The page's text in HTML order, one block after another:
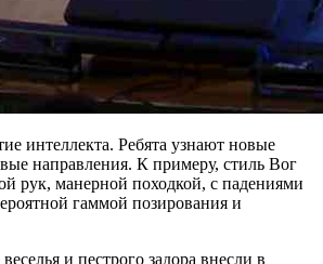
интеллекта. Ребята узнают новые
направления. К примеру, стиль Вог
рук, манерной походкой, с падениями
гаммой позирования и
и пестрого задора внесли в